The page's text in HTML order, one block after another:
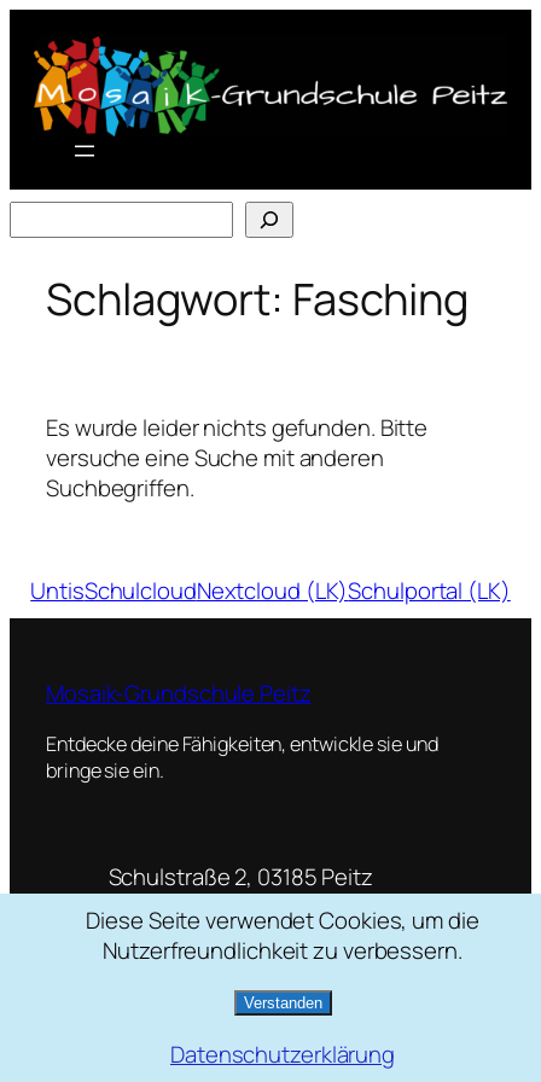
Inhalt
springen
Schlagwort: Fasching
Es wurde leider nichts gefunden. Bitte
versuche eine Suche mit anderen
Suchbegriffen.
UntisSchulcloudNextcloud (LK)Schulportal (LK)
Mosaik-Grundschule Peitz
Entdecke deine Fähigkeiten, entwickle sie und
bringe sie ein.
Schulstraße 2, 03185 Peitz
035601 / 22088
mosaik[at]grundschule-peitz.de
Diese Seite verwendet Cookies, um die
Nutzerfreundlichkeit zu verbessern.
Verstanden
Datenschutzerklärung